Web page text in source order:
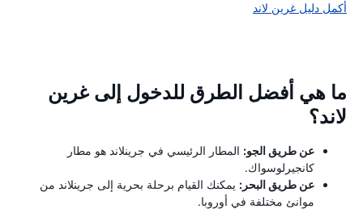
أكمل دليل غرين لاند
ما هي أفضل الطرق للدخول إلى غرين
لاند؟
عن طريق الجو: المطار الرئيسي في جرينلاند هو مطار
كانجيرلوسواك.
عن طريق البحر: يمكنك القيام برحلة بحرية إلى جرينلاند من
موانئ مختلفة في أوروبا.